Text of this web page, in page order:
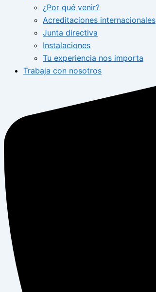
¿Por qué venir?
Acreditaciones internacionales
Junta directiva
Instalaciones
Tu experiencia nos importa
Trabaja con nosotros